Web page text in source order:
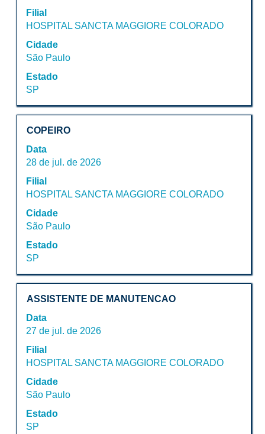
Filial
HOSPITAL SANCTA MAGGIORE COLORADO
Cidade
São Paulo
Estado
SP
a
barra
de
espaço
para
visualizar
todas
as
informações
dela.
Título
COPEIRO
Data
28 de jul. de 2026
Filial
HOSPITAL SANCTA MAGGIORE COLORADO
Cidade
São Paulo
Estado
SP
Selecione
vaga
com
a
barra
de
espaço
para
visualizar
todas
as
informações
dela.
Título
ASSISTENTE DE MANUTENCAO
Data
27 de jul. de 2026
Filial
HOSPITAL SANCTA MAGGIORE COLORADO
Cidade
São Paulo
Estado
SP
Selecione
vaga
com
a
barra
de
espaço
para
visualizar